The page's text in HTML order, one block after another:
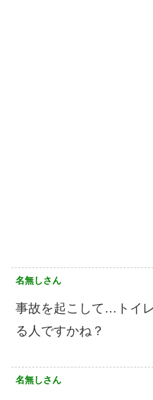
名無しさん
事故を起こして…トイ
る人ですかね？
名無しさん